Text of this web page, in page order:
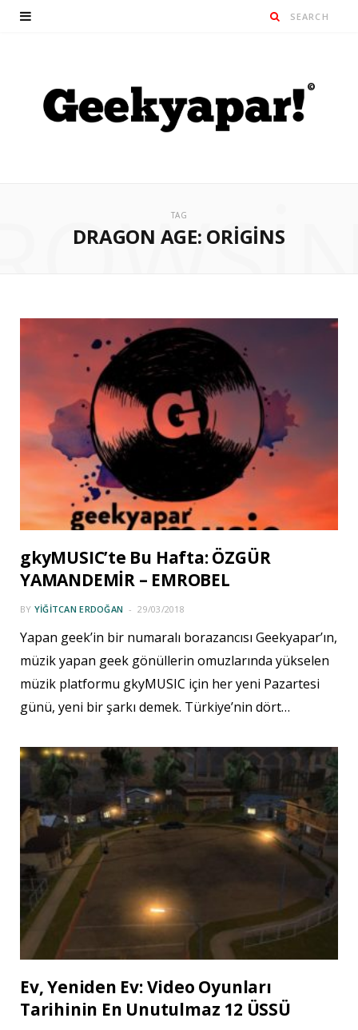
TAG
DRAGON AGE: ORIGINS
gkyMUSIC’te Bu Hafta: ÖZGÜR
YAMANDEMİR – EMROBEL
BY YIĞITCAN ERDOĞAN 29/03/2018
Yapan geek’in bir numaralı borazancısı Geekyapar’ın,
müzik yapan geek gönüllerin omuzlarında yükselen
müzik platformu gkyMUSIC için her yeni Pazartesi
günü, yeni bir şarkı demek. Türkiye’nin dört…
Ev, Yeniden Ev: Video Oyunları
Tarihinin En Unutulmaz 12 ÜSSÜ